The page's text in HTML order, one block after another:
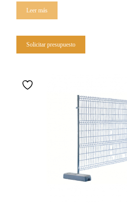
Leer más
Solicitar presupuesto